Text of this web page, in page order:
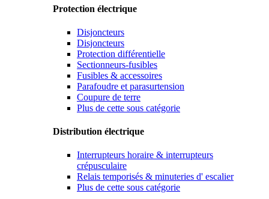
Protection électrique
Disjoncteurs
Disjoncteurs
Protection différentielle
Sectionneurs-fusibles
Fusibles & accessoires
Parafoudre et parasurtension
Coupure de terre
Plus de cette sous catégorie
Distribution électrique
Interrupteurs horaire & interrupteurs
crépusculaire
Relais temporisés & minuteries d' escalier
Plus de cette sous catégorie